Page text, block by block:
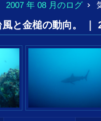
2007 年 08 月のログ
と金槌の動向。 ｜